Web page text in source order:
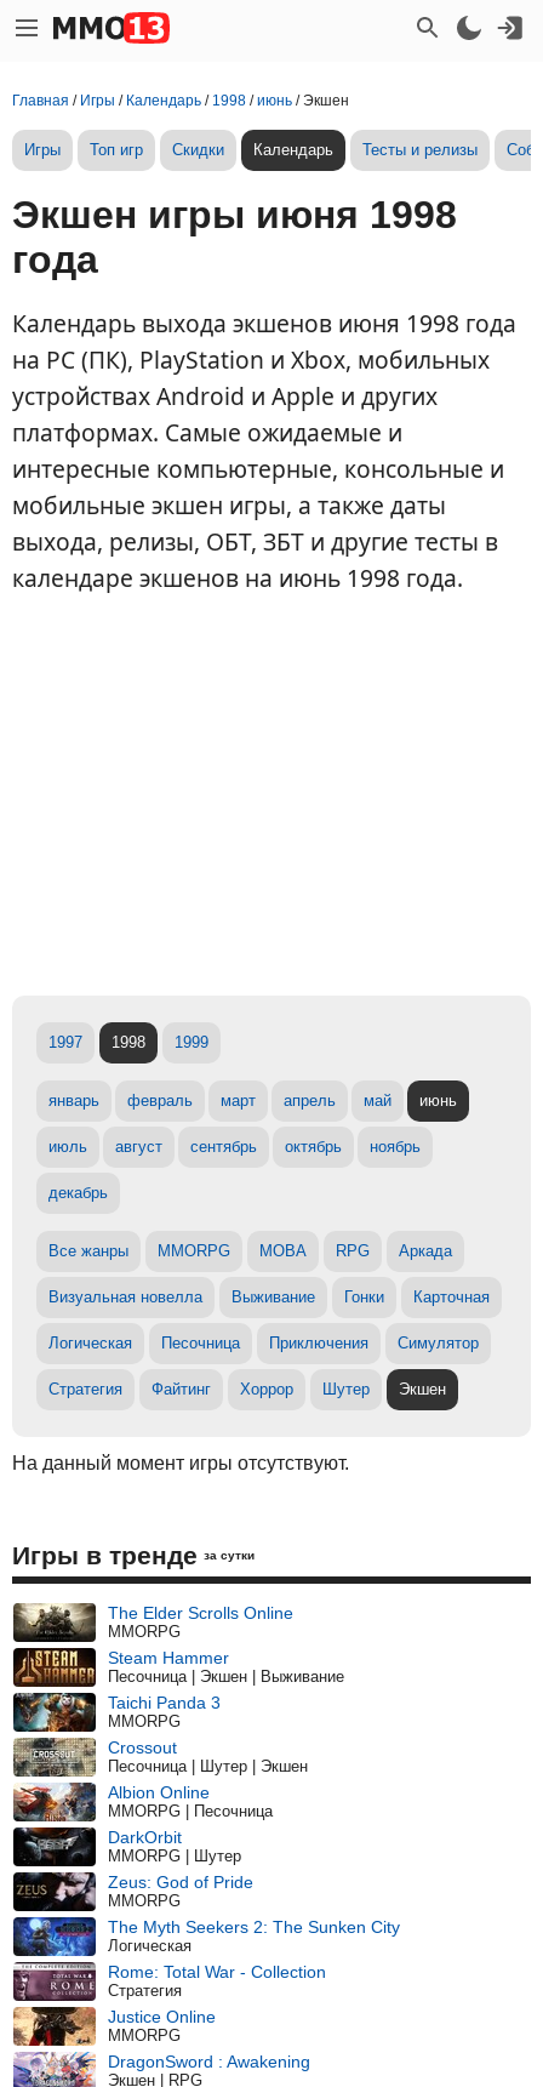
Главная / Игры / Календарь / 1998 /июнь /Экшен
Игры Топ игр Скидки Календарь Тесты и релизы
Экшен игры июня 1998
года
Календарь выхода экшенов июня 1998 года
на PC (ПК), PlayStation и Xbox, мобильных
устройствах Android и Apple и других
платформах. Самые ожидаемые и
интересные компьютерные, консольные и
мобильные экшен игры, а также даты
выхода, релизы, ОБТ, ЗБТ и другие тесты в
календаре экшенов на июнь 1998 года.
1997 1998 1999
январь февраль март апрель май июнь
июль август сентябрь октябрь ноябрь
декабрь
Все жанры MMORPG MOBA RPG Аркада
Визуальная новелла Выживание Гонки Карточная
Логическая Песочница Приключения Симулятор
Стратегия Файтинг Хоррор Шутер Экшен
На данный момент игры отсутствуют.
Игры в тренде за сутки
The Elder Scrolls Online
MMORPG
Steam Hammer
Песочница | Экшен | Выживание
Taichi Panda 3
MMORPG
Crossout
Песочница | Шутер | Экшен
Albion Online
MMORPG | Песочница
DarkOrbit
MMORPG | Шутер
Zeus: God of Pride
MMORPG
The Myth Seekers 2: The Sunken City
Логическая
Rome: Total War - Collection
Стратегия
Justice Online
MMORPG
DragonSword : Awakening
Экшен | RPG